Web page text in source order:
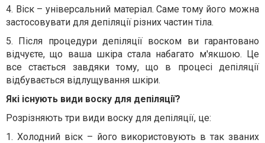
4. Віск – універсальний матеріал. Саме тому його можна
застосовувати для депіляції різних частин тіла.
5. Після процедури депіляції воском ви гарантовано
відчуєте, що ваша шкіра стала набагато м'якшою. Це
все стається завдяки тому, що в процесі депіляції
відбувається відлущування шкіри.
Які існують види воску для депіляції?
Розрізняють три види воску для депіляції, це:
1. Холодний віск – його використовують в так званих